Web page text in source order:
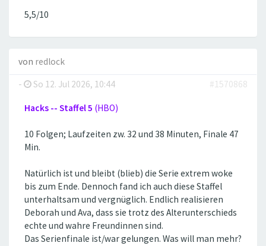
5,5/10
von redlock
-
So 12. Jul 2026, 10:44 #1570868
Hacks -- Staffel 5 (HBO)
10 Folgen; Laufzeiten zw. 32 und 38 Minuten, Finale 47
Min.
Natürlich ist und bleibt (blieb) die Serie extrem woke
bis zum Ende. Dennoch fand ich auch diese Staffel
unterhaltsam und vergnüglich. Endlich realisieren
Deborah und Ava, dass sie trotz des Alterunterschieds
echte und wahre Freundinnen sind.
Das Serienfinale ist/war gelungen. Was will man mehr?